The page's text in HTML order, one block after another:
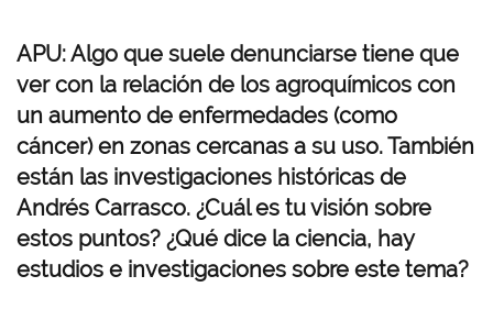
APU: Algo que suele denunciarse tiene que
ver con la relación de los agroquímicos con
un aumento de enfermedades (como
cáncer) en zonas cercanas a su uso. También
están las investigaciones históricas de
Andrés Carrasco. ¿Cuál es tu visión sobre
estos puntos? ¿Qué dice la ciencia, hay
estudios e investigaciones sobre este tema?